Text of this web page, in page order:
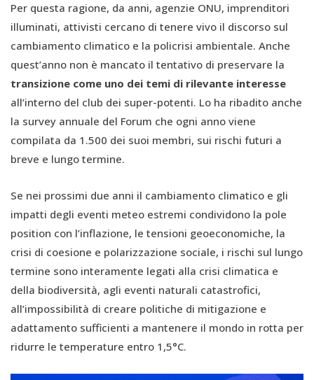
Per questa ragione, da anni, agenzie ONU, imprenditori
illuminati, attivisti cercano di tenere vivo il discorso sul
cambiamento climatico e la policrisi ambientale. Anche
quest’anno non è mancato il tentativo di preservare la
transizione come uno dei temi di rilevante interesse
all’interno del club dei super-potenti. Lo ha ribadito anche
la survey annuale del Forum che ogni anno viene
compilata da 1.500 dei suoi membri, sui rischi futuri a
breve e lungo termine.
Se nei prossimi due anni il cambiamento climatico e gli
impatti degli eventi meteo estremi condividono la pole
position con l’inflazione, le tensioni geoeconomiche, la
crisi di coesione e polarizzazione sociale, i rischi sul lungo
termine sono interamente legati alla crisi climatica e
della biodiversità, agli eventi naturali catastrofici,
all’impossibilità di creare politiche di mitigazione e
adattamento sufficienti a mantenere il mondo in rotta per
ridurre le temperature entro 1,5°C.